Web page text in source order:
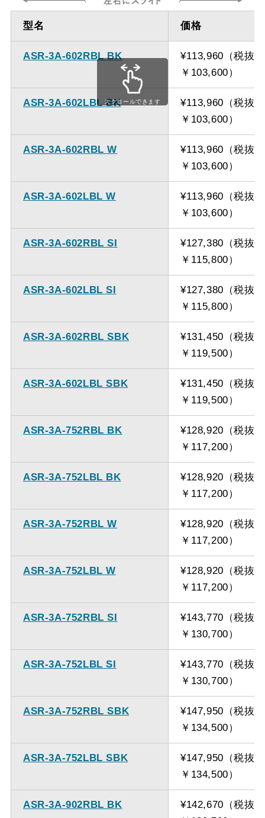
型名 価格
ASR-3A-602RBL BK
¥113,960（税抜
￥103,600）
ASR-3A-602LBL BK
¥113,960（税抜
￥103,600）
ASR-3A-602RBL W
¥113,960（税抜
￥103,600）
ASR-3A-602LBL W
¥113,960（税抜
￥103,600）
ASR-3A-602RBL SI
¥127,380（税抜
￥115,800）
ASR-3A-602LBL SI
¥127,380（税抜
￥115,800）
ASR-3A-602RBL SBK
¥131,450（税抜
￥119,500）
ASR-3A-602LBL SBK
¥131,450（税抜
￥119,500）
ASR-3A-752RBL BK
¥128,920（税抜
￥117,200）
ASR-3A-752LBL BK
¥128,920（税抜
￥117,200）
ASR-3A-752RBL W
¥128,920（税抜
￥117,200）
ASR-3A-752LBL W
¥128,920（税抜
￥117,200）
ASR-3A-752RBL SI
¥143,770（税抜
￥130,700）
ASR-3A-752LBL SI
¥143,770（税抜
￥130,700）
ASR-3A-752RBL SBK
¥147,950（税抜
￥134,500）
ASR-3A-752LBL SBK
¥147,950（税抜
￥134,500）
ASR-3A-902RBL BK
¥142,670（税抜
スクロールできます